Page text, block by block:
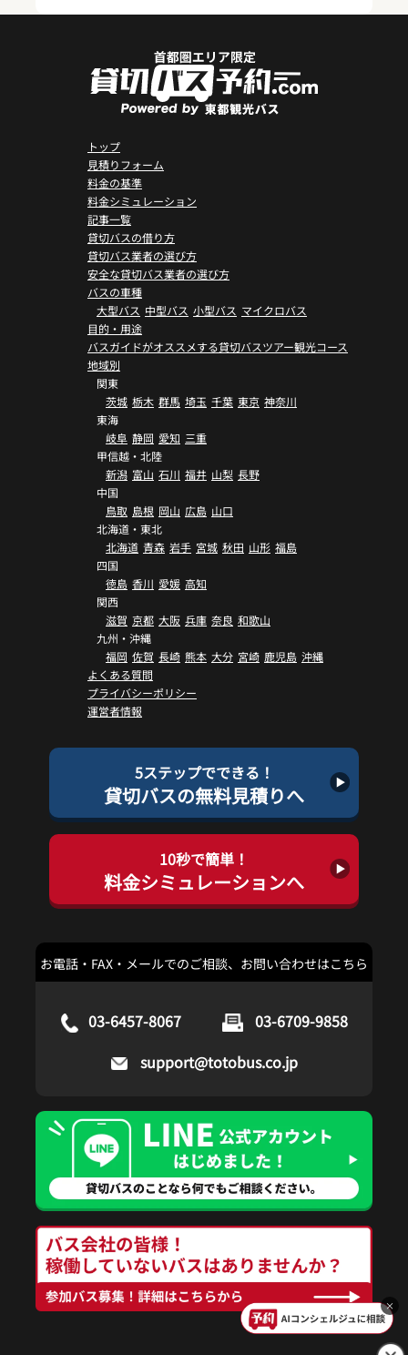
トップ
見積りフォーム
料金の基準
料金シミュレーション
記事一覧
貸切バスの借り方
貸切バス業者の選び方
安全な貸切バス業者の選び方
バスの車種
大型バス 中型バス 小型バス マイクロバス
目的・用途
バスガイドがオススメする貸切バスツアー観光コース
地域別
関東
茨城 栃木 群馬 埼玉 千葉 東京 神奈川
東海
岐阜 静岡 愛知 三重
甲信越・北陸
新潟 富山 石川 福井 山梨 長野
中国
鳥取 島根 岡山 広島 山口
北海道・東北
北海道 青森 岩手 宮城 秋田 山形 福島
四国
徳島 香川 愛媛 高知
関西
滋賀 京都 大阪 兵庫 奈良 和歌山
九州・沖縄
福岡 佐賀 長崎 熊本 大分 宮崎 鹿児島 沖縄
よくある質問
プライバシーポリシー
運営者情報
5ステップでできる！
貸切バスの無料見積りへ
10秒で簡単！
料金シミュレーションへ
お電話・FAX・メールでのご相談、お問い合わせはこちら
03-6457-8067
03-6709-9858
support@totobus.co.jp
×